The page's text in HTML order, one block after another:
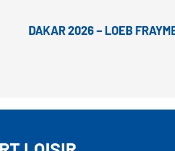
DAKAR 2026 – LOEB